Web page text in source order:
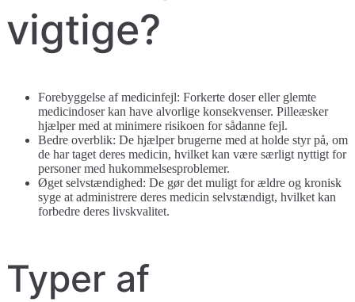
vigtige?
Forebyggelse af medicinfejl: Forkerte doser eller glemte
medicindoser kan have alvorlige konsekvenser. Pilleæsker
hjælper med at minimere risikoen for sådanne fejl.
Bedre overblik: De hjælper brugerne med at holde styr på, om
de har taget deres medicin, hvilket kan være særligt nyttigt for
personer med hukommelsesproblemer.
Øget selvstændighed: De gør det muligt for ældre og kronisk
syge at administrere deres medicin selvstændigt, hvilket kan
forbedre deres livskvalitet.
Typer af